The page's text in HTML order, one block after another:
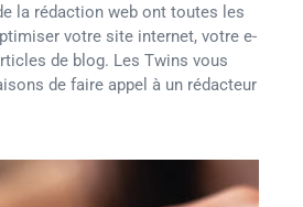
la rédaction web ont toutes les
votre site internet, votre e-
de blog. Les Twins vous
de faire appel à un rédacteur